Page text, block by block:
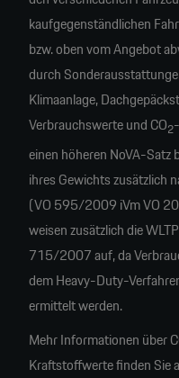
kaufgegenständlichen
bzw. oben vom Angebot
durch
Klimaanlage,
Verbrauchswerte und CO2
einen höheren NoVA-Satz
ihres Gewichts zusätzlich
(VO 595/2009 iVm VO
weisen zusätzlich die
715/2007 auf, da
dem Heavy-Duty-
ermittelt werden.
Mehr Informationen über
Kraftstoffwerte finden